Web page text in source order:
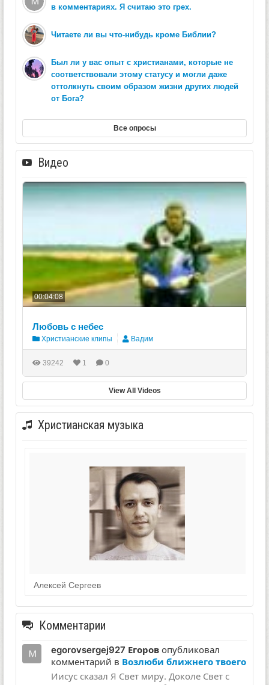
в комментариях. Я считаю это грех.
Читаете ли вы что-нибудь кроме Библии?
Был ли у вас опыт с христианами, которые не
соответствовали этому статусу и могли даже
оттолкнуть своим образом жизни других людей
от Бога?
Все опросы
Видео
00:04:08
Любовь с небес
Христианские клипы Вадим
39242 1 0
View All Videos
Христианская музыка
Алексей Сергеев
Комментарии
egorovsergej927 Егоров опубликовал
комментарий в Возлюби ближнего твоего
Иисус сказал Я Свет миру. Доколе Свет с